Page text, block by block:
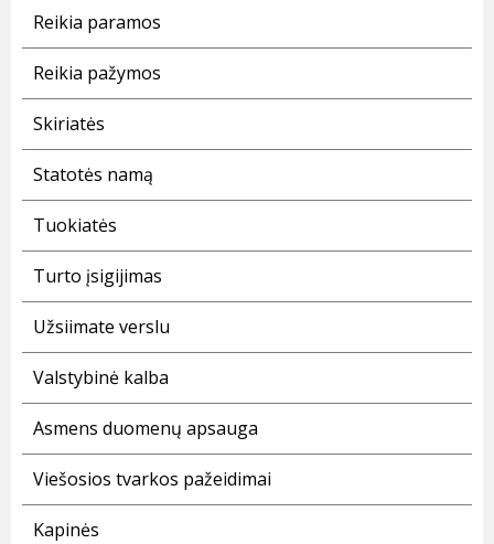
Reikia paramos
Reikia pažymos
Skiriatės
Statotės namą
Tuokiatės
Turto įsigijimas
Užsiimate verslu
Valstybinė kalba
Asmens duomenų apsauga
Viešosios tvarkos pažeidimai
Kapinės